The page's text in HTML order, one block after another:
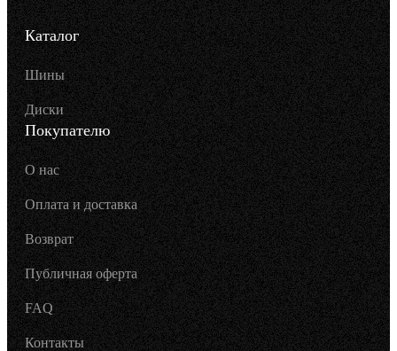
Каталог
Шины
Диски
Покупателю
О нас
Оплата и доставка
Возврат
Публичная оферта
FAQ
Контакты